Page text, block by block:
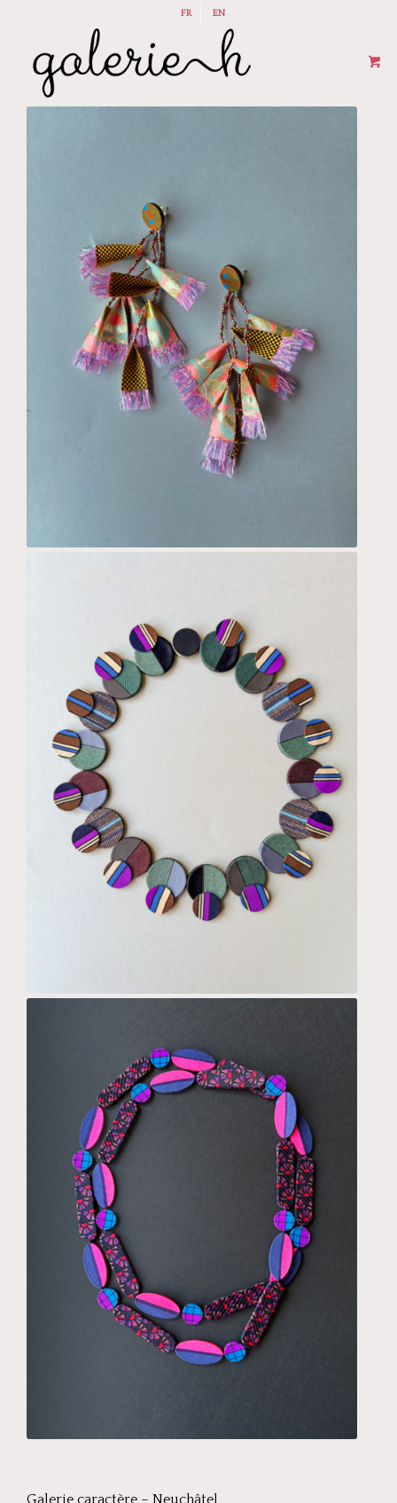
FR EN
Galerie caractère – Neuchâtel